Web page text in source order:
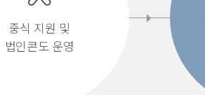
중식 지원 및
법인콘도 운영